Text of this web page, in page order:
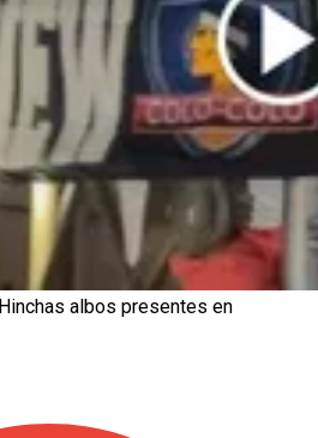
Hinchas albos presentes en